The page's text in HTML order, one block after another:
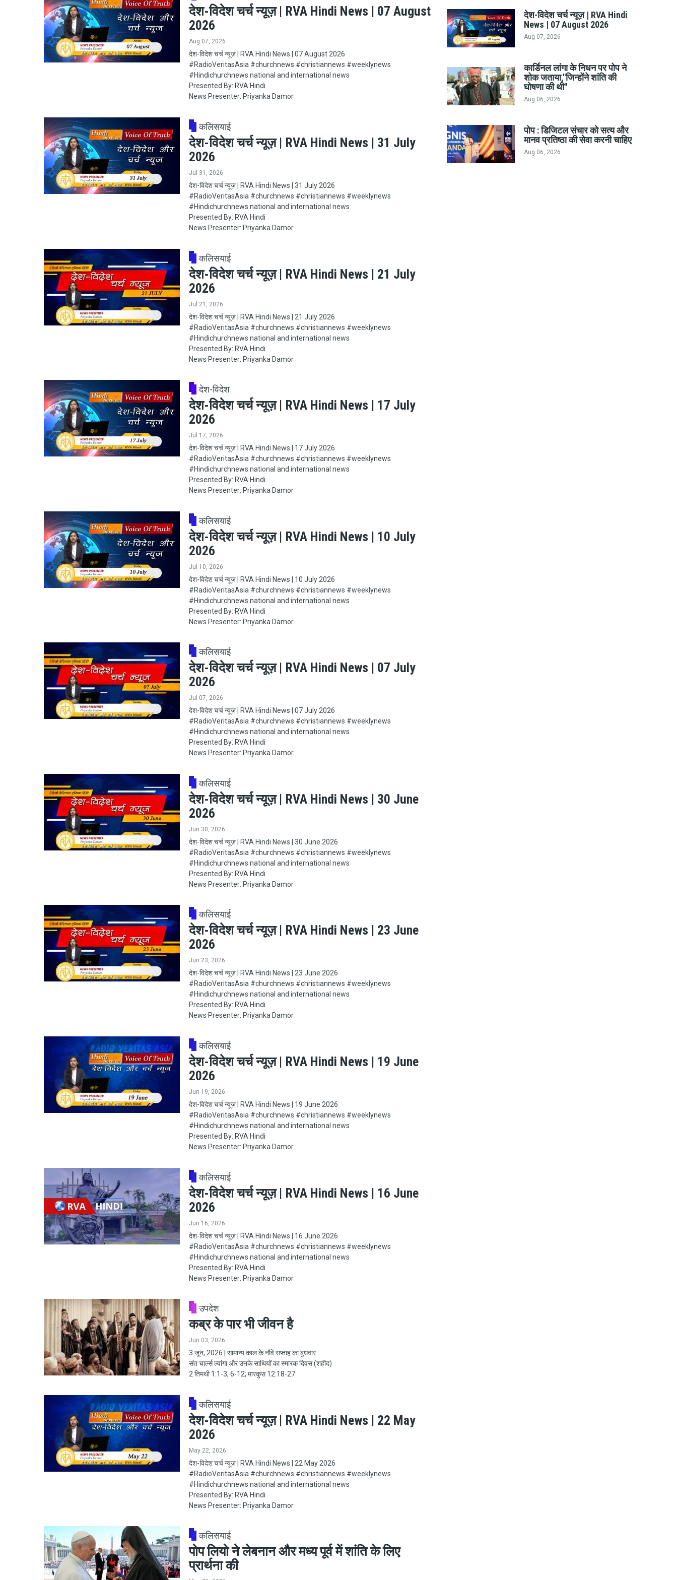
देश-विदेश चर्च न्यूज़ | RVA Hindi News | 07 August
2026
Aug 07, 2026
देश-विदेश चर्च न्यूज़ | RVA Hindi News | 07 August 2026
#RadioVeritasAsia​​​​​ #churchnews​​​​​ #christiannews​​​​​ #weeklynews​
#Hindichurchnews national and international news
Presented By: RVA Hindi
News Presenter: Priyanka Damor
कलिसयाई
देश-विदेश चर्च न्यूज़ | RVA Hindi News | 31 July
2026
Jul 31, 2026
देश-विदेश चर्च न्यूज़ | RVA Hindi News | 31 July 2026
#RadioVeritasAsia​​​​​ #churchnews​​​​​ #christiannews​​​​​ #weeklynews​
#Hindichurchnews national and international news
Presented By: RVA Hindi
News Presenter: Priyanka Damor
कलिसयाई
देश-विदेश चर्च न्यूज़ | RVA Hindi News | 21 July
2026
Jul 21, 2026
देश-विदेश चर्च न्यूज़ | RVA Hindi News | 21 July 2026
#RadioVeritasAsia​​​​​ #churchnews​​​​​ #christiannews​​​​​ #weeklynews​
#Hindichurchnews national and international news
Presented By: RVA Hindi
News Presenter: Priyanka Damor
देश-विदेश
देश-विदेश चर्च न्यूज़ | RVA Hindi News | 17 July
2026
Jul 17, 2026
देश-विदेश चर्च न्यूज़ | RVA Hindi News | 17 July 2026
#RadioVeritasAsia​​​​​ #churchnews​​​​​ #christiannews​​​​​ #weeklynews​
#Hindichurchnews national and international news
Presented By: RVA Hindi
News Presenter: Priyanka Damor
कलिसयाई
देश-विदेश चर्च न्यूज़ | RVA Hindi News | 10 July
2026
Jul 10, 2026
देश-विदेश चर्च न्यूज़ | RVA Hindi News | 10 July 2026
#RadioVeritasAsia​​​​​ #churchnews​​​​​ #christiannews​​​​​ #weeklynews​
#Hindichurchnews national and international news
Presented By: RVA Hindi
News Presenter: Priyanka Damor
कलिसयाई
देश-विदेश चर्च न्यूज़ | RVA Hindi News | 07 July
2026
Jul 07, 2026
देश-विदेश चर्च न्यूज़ | RVA Hindi News | 07 July 2026
#RadioVeritasAsia​​​​​ #churchnews​​​​​ #christiannews​​​​​ #weeklynews​
#Hindichurchnews national and international news
Presented By: RVA Hindi
News Presenter: Priyanka Damor
कलिसयाई
देश-विदेश चर्च न्यूज़ | RVA Hindi News | 30 June
2026
Jun 30, 2026
देश-विदेश चर्च न्यूज़ | RVA Hindi News | 30 June 2026
#RadioVeritasAsia​​​​​ #churchnews​​​​​ #christiannews​​​​​ #weeklynews​
#Hindichurchnews national and international news
Presented By: RVA Hindi
News Presenter: Priyanka Damor
कलिसयाई
देश-विदेश चर्च न्यूज़ | RVA Hindi News | 23 June
2026
Jun 23, 2026
देश-विदेश चर्च न्यूज़ | RVA Hindi News | 23 June 2026
#RadioVeritasAsia​​​​​ #churchnews​​​​​ #christiannews​​​​​ #weeklynews​
#Hindichurchnews national and international news
Presented By: RVA Hindi
News Presenter: Priyanka Damor
कलिसयाई
देश-विदेश चर्च न्यूज़ | RVA Hindi News | 19 June
2026
Jun 19, 2026
देश-विदेश चर्च न्यूज़ | RVA Hindi News | 19 June 2026
#RadioVeritasAsia​​​​​ #churchnews​​​​​ #christiannews​​​​​ #weeklynews​
#Hindichurchnews national and international news
Presented By: RVA Hindi
News Presenter: Priyanka Damor
कलिसयाई
देश-विदेश चर्च न्यूज़ | RVA Hindi News | 16 June
2026
Jun 16, 2026
देश-विदेश चर्च न्यूज़ | RVA Hindi News | 16 June 2026
#RadioVeritasAsia​​​​​ #churchnews​​​​​ #christiannews​​​​​ #weeklynews​
#Hindichurchnews national and international news
Presented By: RVA Hindi
News Presenter: Priyanka Damor
उपदेश
कब्र के पार भी जीवन है
Jun 03, 2026
3 जून, 2026 | सामान्य काल के नौवें सप्ताह का बुधवार
संत चार्ल्स ल्वांगा और उनके साथियों का स्मारक दिवस (शहीद)
2 तिमथी 1:1-3, 6-12; मारकुस 12:18-27
कलिसयाई
देश-विदेश चर्च न्यूज़ | RVA Hindi News | 22 May
2026
May 22, 2026
देश-विदेश चर्च न्यूज़ | RVA Hindi News | 22 May 2026
#RadioVeritasAsia​​​​​ #churchnews​​​​​ #christiannews​​​​​ #weeklynews​
#Hindichurchnews national and international news
Presented By: RVA Hindi
News Presenter: Priyanka Damor
कलिसयाई
पोप लियो ने लेबनान और मध्य पूर्व में शांति के लिए
प्रार्थना की
देश-विदेश चर्च न्यूज़ | RVA Hindi
News | 07 August 2026
Aug 07, 2026
कार्डिनल लांगा के निधन पर पोप ने
शोक जताया,"जिन्होंने शांति की
घोषणा की थी"
Aug 06, 2026
पोप : डिजिटल संचार को सत्य और
मानव प्रतिष्ठा की सेवा करनी चाहिए
Aug 06, 2026